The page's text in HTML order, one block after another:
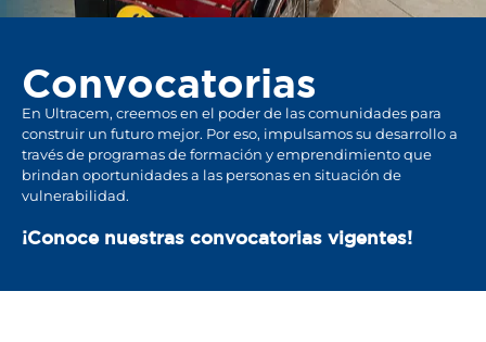
Convocatorias
En Ultracem, creemos en el poder de las comunidades para
construir un futuro mejor. Por eso, impulsamos su desarrollo a
través de programas de formación y emprendimiento que
brindan oportunidades a las personas en situación de
vulnerabilidad.
¡Conoce nuestras convocatorias vigentes!